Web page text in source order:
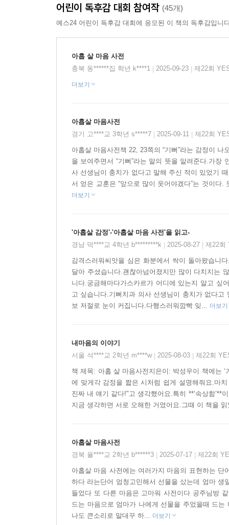
다양한 감정 표현을 익히는 것은 자기 마음을 정
차이가 있다. 밤에 불을 끄고 있을 때 귀신이 나타
다양한 감정 표현을 익히는 것은 감정을 더 풍성
있는 사람과 ‘기쁘다’ ‘다행스럽다’ ‘벅차다’ ‘뿌
될 것이다.
어린이 독후감 대회 참여작 (45개)
예스24 어린이 독후감 대회에 응모된 이 책의 독후감입니
아홉 살 마음 사전
충북 동******집 학년 k****1
2025-09-23 제22회
더보기
아홉살 마음사전
경기 고****교 3학년 s*****7
2025-09-11 제22회
아홉살 마음사전책 22, 23쪽의 “기뻐”라는 감정이
을 보여주면서 “기뻐”라는 말의 뜻을 알려준다.가
사 선생님이 충치가 없다고 말해 주신 적이 있었기
서 얻은 교훈은 “앞으로 많이 웃어야겠다”는 것이
더보기
'아홉살 감정'-'아홉살 마음 사전'을 읽고-
경남 덕****교 4학년 b*********k
2025-08-27 제22회
감격스러워씨앗을 심은 화분에서 싹이 돌아왔습니
달아 주셨습니다.괜찮아넘어졌지만 많이 다치지는
니다.궁금해마다가스카르가 어디에 있는지 알고 싶
고 싶습니다.기뻐치과 의사 선생님이 충치가 없다
보 저절로 눈이 커집니다.다행스러워깜빡 잊... 더보기
내마음의 이야기
서울 석****교 2학년 m****w
2025-08-03 제22회
책 제목: 아홉 살 마음사전지은이: 박성우이 책에는 ‘
에 맞게각 감정을 짧은 시처럼 쉽게 설명해줘요.마
진짜 내 얘기 같다!"고 생각했어요.특히 **‘속상함
지금 생각하면 서로 오해한 거였어요.그때 이 책을
아홉살 마음사전
경북 율****교 2학년 b******3
2025-07-17 제22회
아홉살 마음 사전에는 여러가지 마음의 표현하는
하다 라는단어 엄청고민해서 선물을 샀는데 엄마
들었다 또 다른 마음은 고마워 사전이다 공주님방
드는 마음으로 엄마가 나에게 선물을 주었을때 드
나도 큰소리로 말대꾸 하... 더보기